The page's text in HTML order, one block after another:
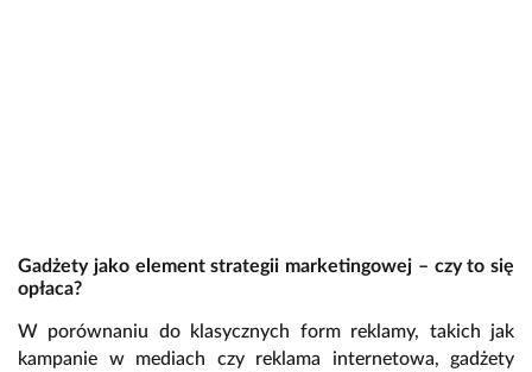
Gadżety jako element strategii marketingowej – czy to się
opłaca?
W porównaniu do klasycznych form reklamy, takich jak
kampanie w mediach czy reklama internetowa, gadżety